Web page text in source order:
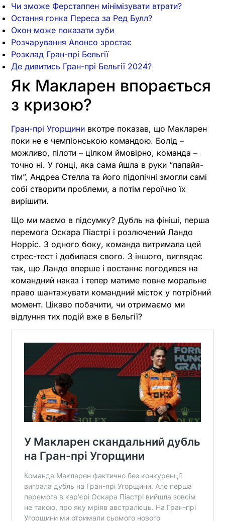
Чи зможе Ферстаппен мінімізувати втрати?
Остання гонка Переса за Ред Булл?
Окон може показати зуби
Розчарування Алонсо зростає
Розклад Гран-прі Бельгії
Де дивитись Гран-прі Бельгії 2024?
Як Макларен впорається
з кризою?
Гран-прі Угорщини вкотре показав, що Макларен
поки не є чемпіонською командою. Болід –
можливо, пілоти – цілком ймовірно, команда –
точно ні. У гонці, яка сама йшла в руки “папайя-
тім”, Андреа Стелла та його підопічні змогли самі
собі створити проблеми, а потім героїчно їх
вирішити.
Що ми маємо в підсумку? Дубль на фініші, перша
перемога Оскара Піастрі і розлючений Ландо
Норріс. З одного боку, команда витримала цей
стрес-тест і добилася свого. З іншого, виглядає
так, що Ландо вперше і востаннє погодився на
командний наказ і тепер матиме повне моральне
право шантажувати командний місток у потрібний
момент. Цікаво побачити, чи отримаємо ми
відлуння тих подій вже в Бельгії?